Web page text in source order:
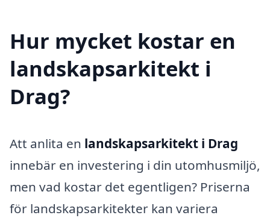
Hur mycket kostar en
landskapsarkitekt i
Drag?
Att anlita en landskapsarkitekt i Drag
innebär en investering i din utomhusmiljö,
men vad kostar det egentligen? Priserna
för landskapsarkitekter kan variera